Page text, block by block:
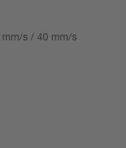
s / 40 mm/s